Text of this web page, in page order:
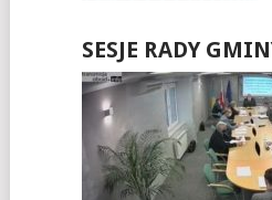
SESJE RADY